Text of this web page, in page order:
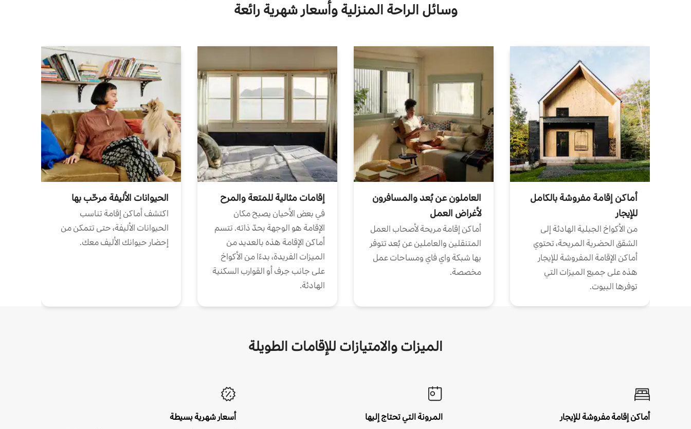
وسائل الراحة المنزلية وأسعار شهرية رائعة
أماكن إقامة مفروشة بالكامل
للإيجار
من الأكواخ الجبلية الهادئة إلى
الشقق الحضرية المريحة، تحتوي
أماكن الإقامة المفروشة للإيجار
هذه على جميع الميزات التي
توفرها البيوت.
العاملون عن بُعد والمسافرون
لأغراض العمل
أماكن إقامة مريحة لأصحاب العمل
المتنقلين والعاملين عن بُعد تتوفر
بها شبكة واي فاي ومساحات عمل
مخصصة.
إقامات مثالية للمتعة والمرح
في بعض الأحيان يصبح مكان
الإقامة هو الوجهة بحدّ ذاته. تتسم
أماكن الإقامة هذه بالعديد من
الميزات الفريدة، بدءًا من الأكواخ
على جانب جرف أو القوارب السكنية
الهادئة.
الحيوانات الأليفة مرحّب بها
اكتشف أماكن إقامة تناسب
الحيوانات الأليفة، حتى تتمكن من
إحضار حيوانك الأليف معك.
الميزات والامتيازات للإقامات الطويلة
أماكن إقامة مفروشة للإيجار
المرونة التي تحتاج إليها
أسعار شهرية بسيطة